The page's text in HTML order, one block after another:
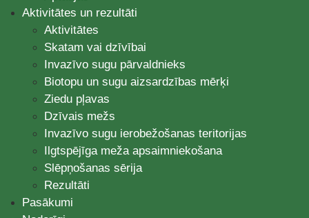
Aktivitātes un rezultāti
Aktivitātes
Skatam vai dzīvībai
Invazīvo sugu pārvaldnieks
Biotopu un sugu aizsardzības mērķi
Ziedu pļavas
Dzīvais mežs
Invazīvo sugu ierobežošanas teritorijas
Ilgtspējīga meža apsaimniekošana
Slēpņošanas sērija
Rezultāti
Pasākumi